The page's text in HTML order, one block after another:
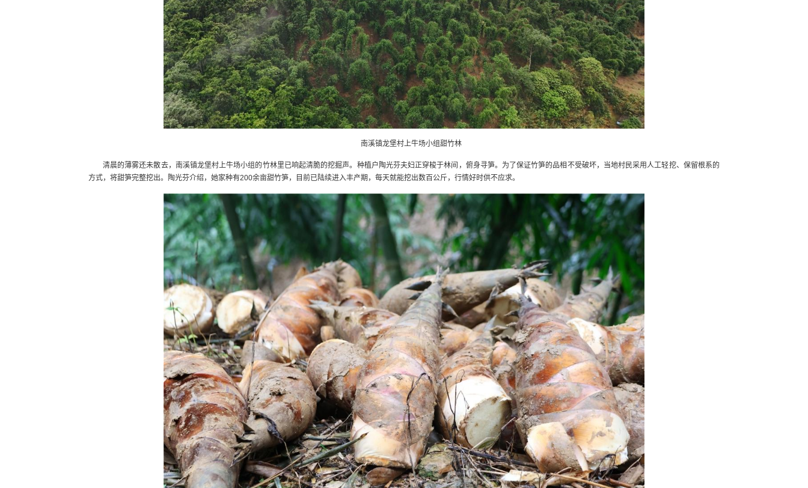
南溪镇龙堡村上牛场小组甜竹林
清晨的薄雾还未散去，南溪镇龙堡村上牛场小组的竹林里已响起清脆的挖掘声。种植户陶光芬夫妇正穿梭于林间，俯身寻笋。为了保证竹笋的品相不受破坏，当地村民采用人工轻挖、保留根系的
方式，将甜笋完整挖出。陶光芬介绍，她家种有200余亩甜竹笋，目前已陆续进入丰产期，每天就能挖出数百公斤，行情好时供不应求。